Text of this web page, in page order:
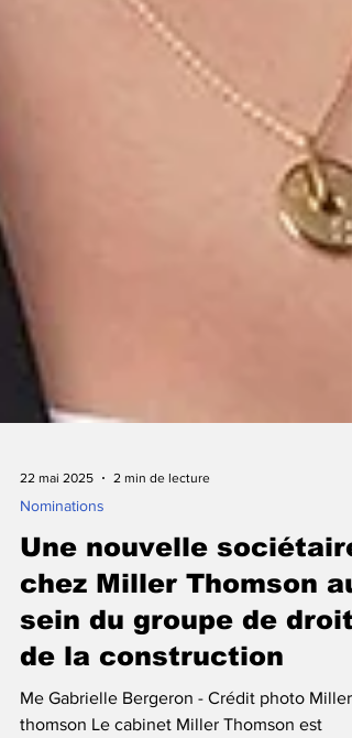
22 mai 2025 2 min de lecture
Nominations
Une nouvelle sociétaire
chez Miller Thomson au
sein du groupe de droit
de la construction